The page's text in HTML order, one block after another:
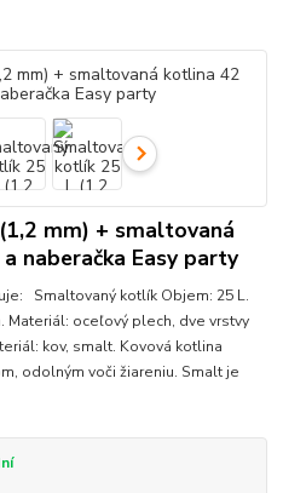
mm) + smaltovaná
naberačka Easy party
Smaltovaný kotlík Objem: 25 L.
Materiál: oceľový plech, dve vrstvy
kov, smalt. Kovová kotlina
odolným voči žiareniu. Smalt je